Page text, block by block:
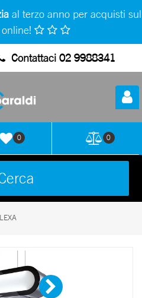
al terzo anno per acquisti sul
Contattaci 02 9988341
0 0